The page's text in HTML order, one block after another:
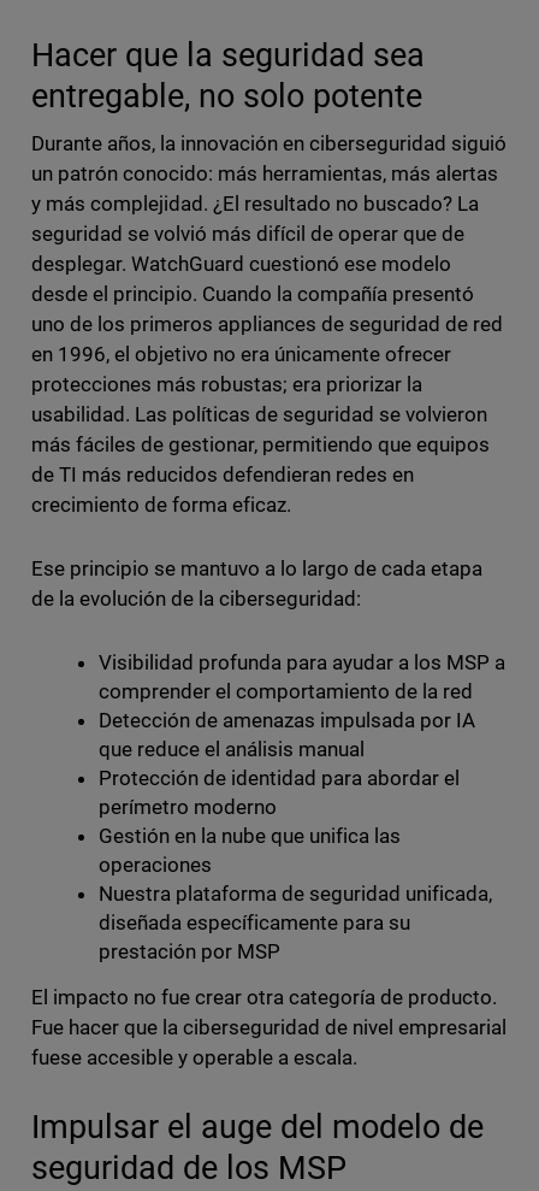
Hacer que la seguridad sea
entregable, no solo potente
Durante años, la innovación en ciberseguridad siguió
un patrón conocido: más herramientas, más alertas
y más complejidad. ¿El resultado no buscado? La
seguridad se volvió más difícil de operar que de
desplegar. WatchGuard cuestionó ese modelo
desde el principio. Cuando la compañía presentó
uno de los primeros appliances de seguridad de red
en 1996, el objetivo no era únicamente ofrecer
protecciones más robustas; era priorizar la
usabilidad. Las políticas de seguridad se volvieron
más fáciles de gestionar, permitiendo que equipos
de TI más reducidos defendieran redes en
crecimiento de forma eficaz.
Ese principio se mantuvo a lo largo de cada etapa
de la evolución de la ciberseguridad:
Visibilidad profunda para ayudar a los MSP a
comprender el comportamiento de la red
Detección de amenazas impulsada por IA
que reduce el análisis manual
Protección de identidad para abordar el
perímetro moderno
Gestión en la nube que unifica las
operaciones
Nuestra plataforma de seguridad unificada,
diseñada específicamente para su
prestación por MSP
El impacto no fue crear otra categoría de producto.
Fue hacer que la ciberseguridad de nivel empresarial
fuese accesible y operable a escala.
Impulsar el auge del modelo de
seguridad de los MSP